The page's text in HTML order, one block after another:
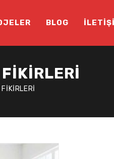
BLOG
FIKIRLERI